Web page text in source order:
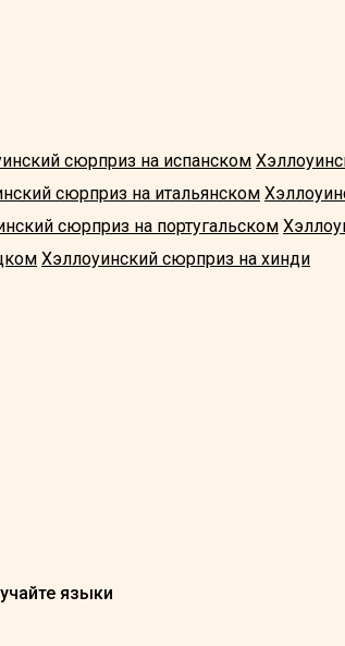
сюрприз на испанском
сюрприз на итальянском
сюрприз на португальском
Хэллоуинский сюрприз на хинди
языки